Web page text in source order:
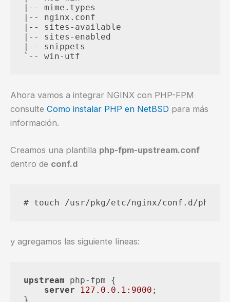
|-- mime.types
|-- nginx.conf
|-- sites-available
|-- sites-enabled
|-- snippets
Ahora vamos a integrar NGINX con PHP-FPM
consulte Como instalar PHP en NetBSD para más
información.
Creamos una plantilla php-fpm-upstream.conf
dentro de conf.d
y agregamos las siguiente líneas:
upstream php-fpm {
server
127.0.0.1:9000 ;